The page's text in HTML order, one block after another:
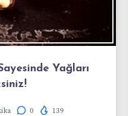
Yağları
0 139